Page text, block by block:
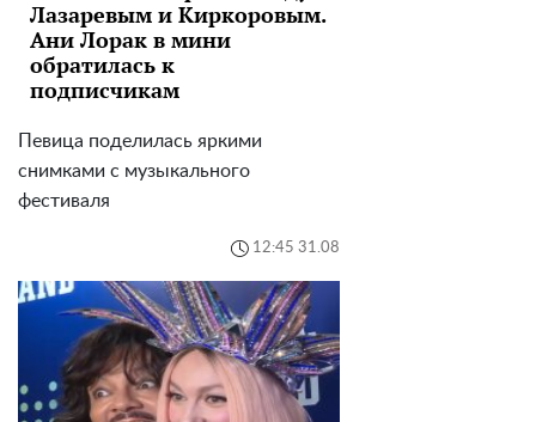
Лазаревым и Киркоровым.
Ани Лорак в мини
обратилась к
подписчикам
Певица поделилась яркими
снимками с музыкального
фестиваля
12:45 31.08